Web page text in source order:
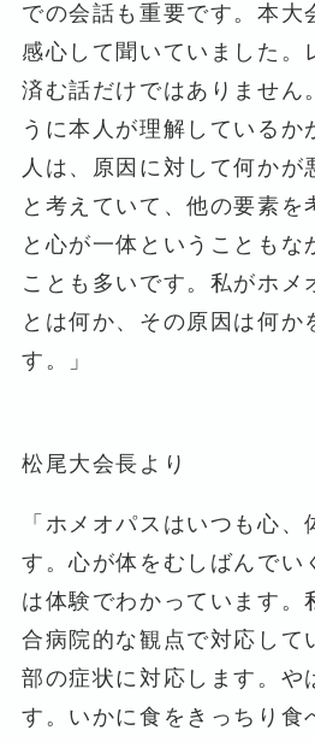
での会話も重要です。本大
感心して聞いていました。
済む話だけではありません
うに本人が理解しているか
人は、原因に対して何かが
と考えていて、他の要素を
と心が一体ということもな
ことも多いです。私がホメ
とは何か、その原因は何か
す。」
松尾大会長より
「ホメオパスはいつも心、
す。心が体をむしばんでい
は体験でわかっています。
合病院的な観点で対応して
部の症状に対応します。や
す。いかに食をきっちり食